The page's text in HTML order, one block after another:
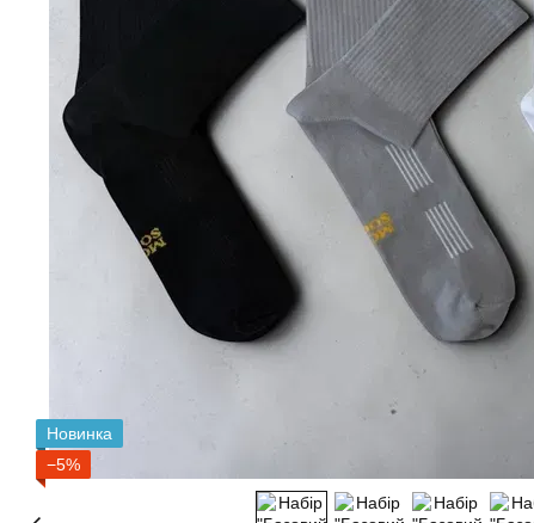
Новинка
−5%